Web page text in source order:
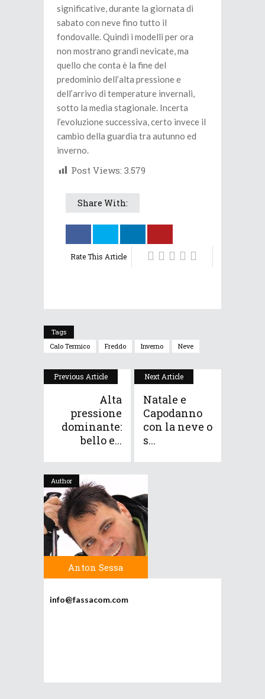
significative, durante la giornata di
sabato con neve fino tutto il
fondovalle. Quindi i modelli per ora
non mostrano grandi nevicate, ma
quello che conta è la fine del
predominio dell’alta pressione e
dell’arrivo di temperature invernali,
sotto la media stagionale. Incerta
l’evoluzione successiva, certo invece il
cambio della guardia tra autunno ed
inverno.
Post Views: 3.579
Share With:
Rate This Article
Tags
Calo Termico
Freddo Inverno Neve
Previous Article
Alta
pressione
dominante:
bello e...
Next Article
Natale e
Capodanno
con la neve o
s...
Author
Anton Sessa
info@fassacom.com